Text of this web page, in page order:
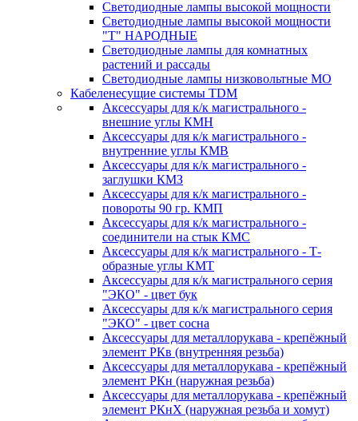
Светодиодные лампы высокой мощности
Светодиодные лампы высокой мощности
"Т" НАРОДНЫЕ
Светодиодные лампы для комнатных
растений и рассады
Светодиодные лампы низковольтные МО
Кабеленесущие системы TDM
Аксессуары для к/к магистрального -
внешние углы КМН
Аксессуары для к/к магистрального -
внутренние углы КМВ
Аксессуары для к/к магистрального -
заглушки КМЗ
Аксессуары для к/к магистрального -
повороты 90 гр. КМП
Аксессуары для к/к магистрального -
соединители на стык КМС
Аксессуары для к/к магистрального - Т-
образные углы КМТ
Аксессуары для к/к магистрального серия
"ЭКО" - цвет бук
Аксессуары для к/к магистрального серия
"ЭКО" - цвет сосна
Аксессуары для металлорукава - крепёжный
элемент РКв (внутренняя резьба)
Аксессуары для металлорукава - крепёжный
элемент РКн (наружная резьба)
Аксессуары для металлорукава - крепёжный
элемент РКнХ (наружная резьба и хомут)